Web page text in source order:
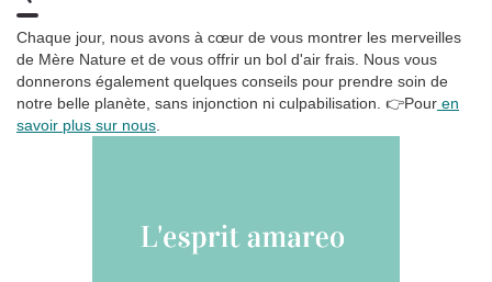
5
Oasis de sommeil
3:27
6 La tempête tropicale à l'horizon
Somnolent Jean
1:42
Chaque jour, nous avons à cœur de vous montrer les merveilles
de Mère Nature et de vous offrir un bol d'air frais. Nous vous
donnerons également quelques conseils pour prendre soin de
notre belle planète, sans injonction ni culpabilisation. 👉Pour en
savoir plus sur nous